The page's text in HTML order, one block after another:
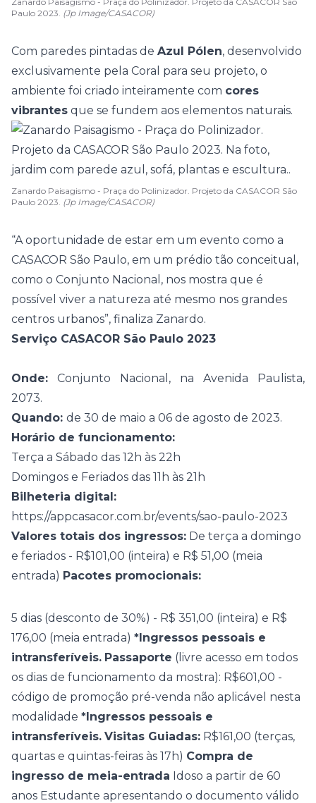
Paulo 2023. (Jp Image/CASACOR)
Com paredes pintadas de Azul Pólen, desenvolvido
exclusivamente pela Coral para seu projeto, o
ambiente foi criado inteiramente com cores
vibrantes que se fundem aos elementos naturais.
Zanardo Paisagismo - Praça do Polinizador. Projeto da CASACOR São
Paulo 2023. (Jp Image/CASACOR)
“A oportunidade de estar em um evento como a
CASACOR São Paulo, em um prédio tão conceitual,
como o Conjunto Nacional, nos mostra que é
possível viver a natureza até mesmo nos grandes
centros urbanos”, finaliza Zanardo.
Serviço CASACOR São Paulo 2023
Onde: Conjunto Nacional, na Avenida Paulista,
2073.
Quando: de 30 de maio a 06 de agosto de 2023.
Horário de funcionamento:
Terça a Sábado das 12h às 22h
Domingos e Feriados das 11h às 21h
Bilheteria digital:
https://appcasacor.com.br/events/sao-paulo-2023
Valores totais dos ingressos: De terça a domingo
e feriados - R$101,00 (inteira) e R$ 51,00 (meia
entrada) Pacotes promocionais:
5 dias (desconto de 30%) - R$ 351,00 (inteira) e R$
176,00 (meia entrada) *Ingressos pessoais e
intransferíveis. Passaporte (livre acesso em todos
os dias de funcionamento da mostra): R$601,00 -
código de promoção pré-venda não aplicável nesta
modalidade *Ingressos pessoais e
intransferíveis. Visitas Guiadas: R$161,00 (terças,
quartas e quintas-feiras às 17h) Compra de
ingresso de meia-entrada Idoso a partir de 60
anos Estudante apresentando o documento válido